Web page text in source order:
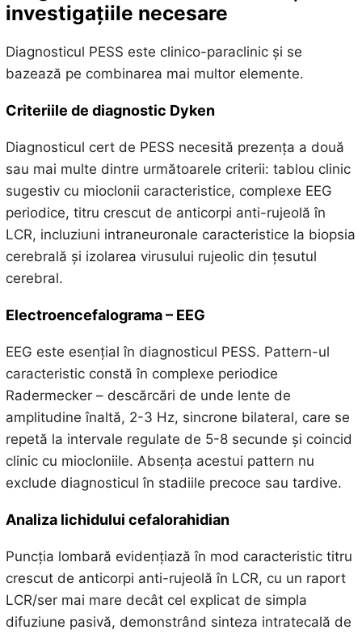
investigațiile necesare
Diagnosticul PESS este clinico-paraclinic și se
bazează pe combinarea mai multor elemente.
Criteriile de diagnostic Dyken
Diagnosticul cert de PESS necesită prezența a două
sau mai multe dintre următoarele criterii: tablou clinic
sugestiv cu mioclonii caracteristice, complexe EEG
periodice, titru crescut de anticorpi anti-rujeolă în
LCR, incluziuni intraneuronale caracteristice la biopsia
cerebrală și izolarea virusului rujeolic din țesutul
cerebral.
Electroencefalograma – EEG
EEG este esențial în diagnosticul PESS. Pattern-ul
caracteristic constă în complexe periodice
Radermecker – descărcări de unde lente de
amplitudine înaltă, 2-3 Hz, sincrone bilateral, care se
repetă la intervale regulate de 5-8 secunde și coincid
clinic cu miocloniile. Absența acestui pattern nu
exclude diagnosticul în stadiile precoce sau tardive.
Analiza lichidului cefalorahidian
Puncția lombară evidențiază în mod caracteristic titru
crescut de anticorpi anti-rujeolă în LCR, cu un raport
LCR/ser mai mare decât cel explicat de simpla
difuziune pasivă, demonstrând sinteza intratecală de